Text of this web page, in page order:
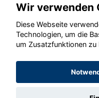
©
Wir verwenden
Diese Webseite
Technologien, um die
um Zusatzfunktionen zu